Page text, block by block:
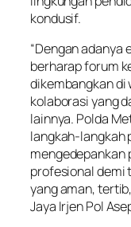
kondusif.
“Dengan adanya
berharap forum
dikembangkan di
kolaborasi yang
lainnya. Polda
langkah-langkah
mengedepankan
profesional demi
yang aman,
Jaya Irjen Pol